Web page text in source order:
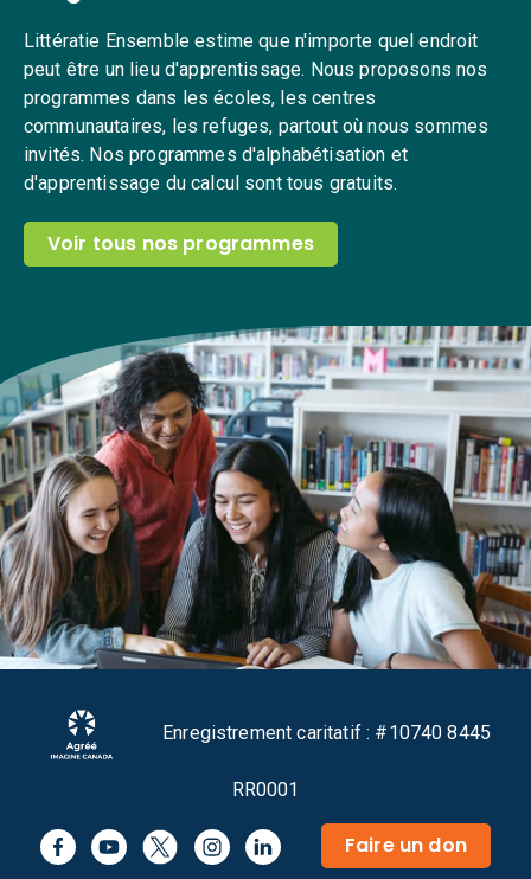
Littératie Ensemble estime que n'importe quel endroit
peut être un lieu d'apprentissage. Nous proposons nos
programmes dans les écoles, les centres
communautaires, les refuges, partout où nous sommes
invités. Nos programmes d'alphabétisation et
d'apprentissage du calcul sont tous gratuits.
Voir tous nos programmes
Enregistrement caritatif : #10740 8445
RR0001
Faire un don